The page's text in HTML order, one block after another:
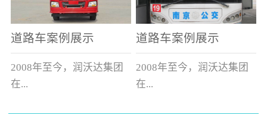
道路车案例展示
2008年至今，润沃达集团
在...
道路车案例展示
2008年至今，润沃达集团
在...